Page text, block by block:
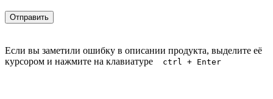
Если вы заметили ошибку в описании продукта, выделите её
курсором и нажмите на клавиатуре
ctrl + Enter